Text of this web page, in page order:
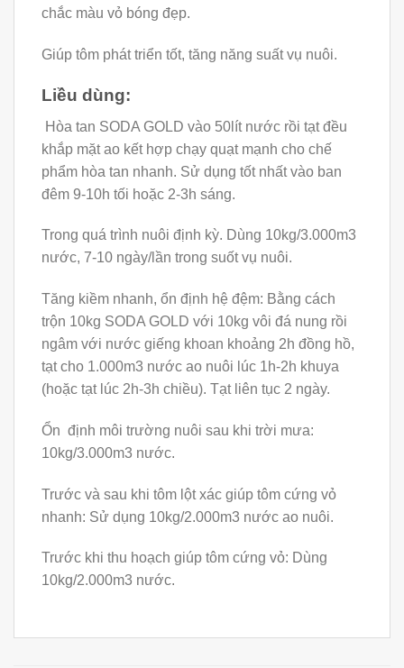
chắc màu vỏ bóng đẹp.
Giúp tôm phát triển tốt, tăng năng suất vụ nuôi.
Liều dùng:
Hòa tan SODA GOLD vào 50lít nước rồi tạt đều
khắp mặt ao kết hợp chạy quạt mạnh cho chế
phẩm hòa tan nhanh. Sử dụng tốt nhất vào ban
đêm 9-10h tối hoặc 2-3h sáng.
Trong quá trình nuôi định kỳ. Dùng 10kg/3.000m3
nước, 7-10 ngày/lần trong suốtvụ nuôi.
Tăng kiềm nhanh, ổn định hệ đệm: Bằng cách
trộn 10kg SODA GOLD với 10kg vôi đá nung rồi
ngâm với nước giếng khoan khoảng 2h đồng hồ,
tạt cho 1.000m3 nước ao nuôi lúc 1h-2h khuya
(hoặc tạt lúc 2h-3h chiều). Tạt liên tục 2 ngày.
Ổn định môi trường nuôi sau khi trời mưa:
10kg/3.000m3 nước.
Trước và sau khi tôm lột xác giúp tôm cứng vỏ
nhanh: Sử dụng 10kg/2.000m3 nước ao nuôi.
Trước khi thu hoạch giúp tôm cứng vỏ: Dùng
10kg/2.000m3 nước.